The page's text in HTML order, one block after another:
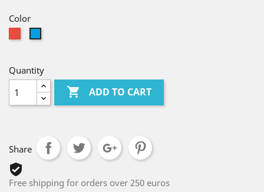
Color
Quantity
 ADD TO CART
Share
Free shipping for orders over 250 euros